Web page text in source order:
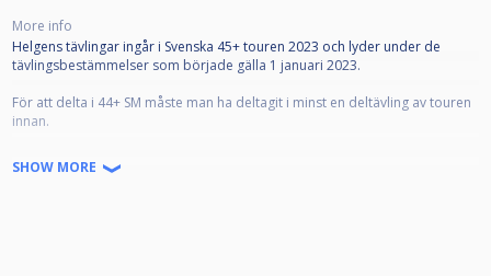
More info
Helgens tävlingar ingår i Svenska 45+ touren 2023 och lyder under de
tävlingsbestämmelser som började gälla 1 januari 2023.
För att delta i 44+ SM måste man ha deltagit i minst en deltävling av touren
innan.
Avanmälan på grund av sjukdom eller annan orsak skall om möjligt göras
innan lottning för tävlingen lagts upp, annars innan tävlingsstart. Görs
SHOW MORE